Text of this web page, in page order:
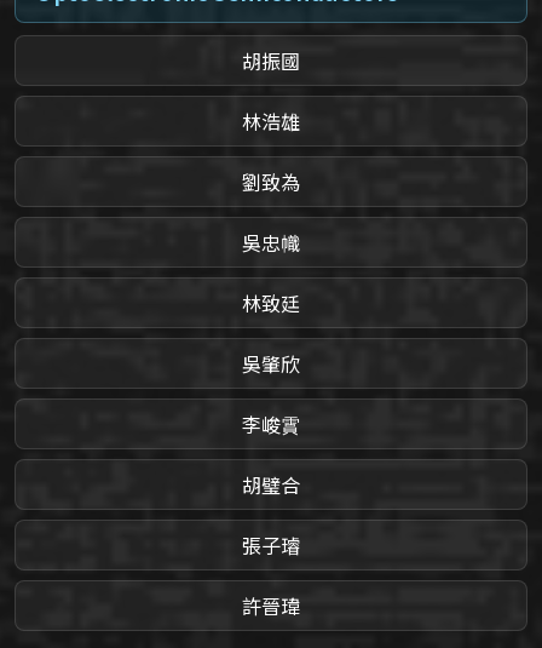
胡振國
林浩雄
劉致為
吳忠幟
林致廷
吳肇欣
李峻霣
胡璧合
張子璿
許晉瑋